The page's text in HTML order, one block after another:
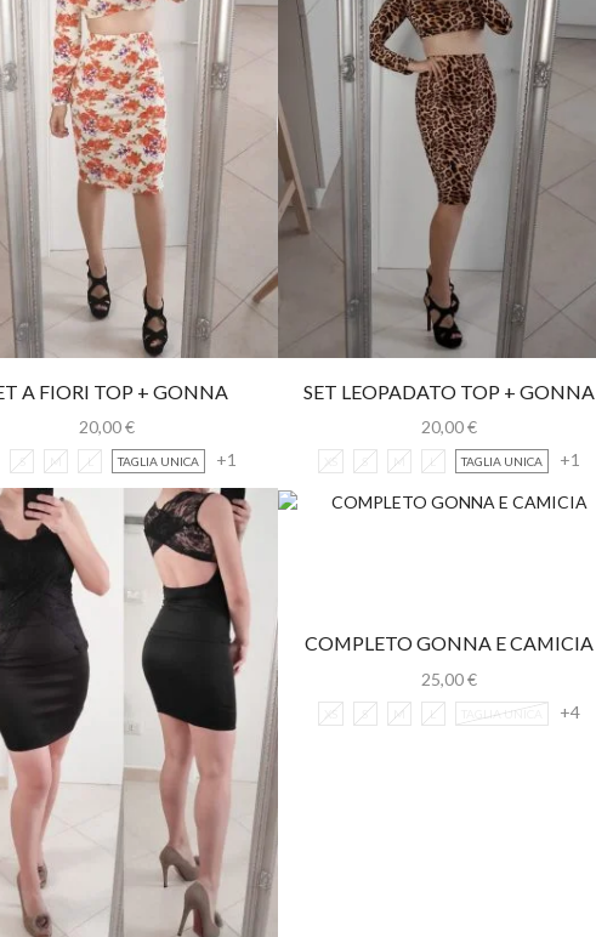
A FIORI TOP + GONNA
LONGUETTE
20,00€
S M L TAGLIA UNICA +1
SET LEOPADATO TOP + GONNA
LONGUETTE
20,00€
XS S M L TAGLIA UNICA +1
COMPLETO GONNA E CAMICIA
25,00€
XS S M L TAGLIA UNICA +4